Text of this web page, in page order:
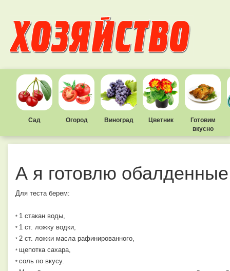
Сад Огород Виноград Цветник
Готовим
вкусно
А я готовлю
Для теста берем:
* 1 стакан воды,
* 1 ст. ложку водки,
* 2 ст. ложки масла рафинированного,
* щепотка сахара,
* соль по вкусу.